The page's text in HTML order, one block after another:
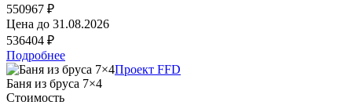
550967 ₽
Цена до 31.08.2026
536404 ₽
Подробнее
Проект FFD
Баня из бруса 7×4
Стоимость